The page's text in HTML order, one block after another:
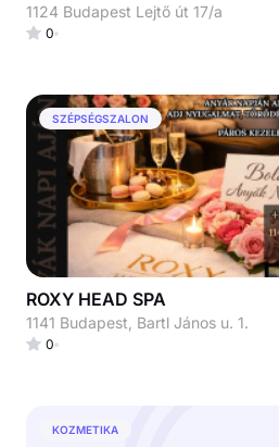
1124 Budapest Lejtő út 17/a
0
SZÉPSÉGSZALON
ROXY HEAD SPA
1141 Budapest, Bartl János u. 1.
0
KOZMETIKA